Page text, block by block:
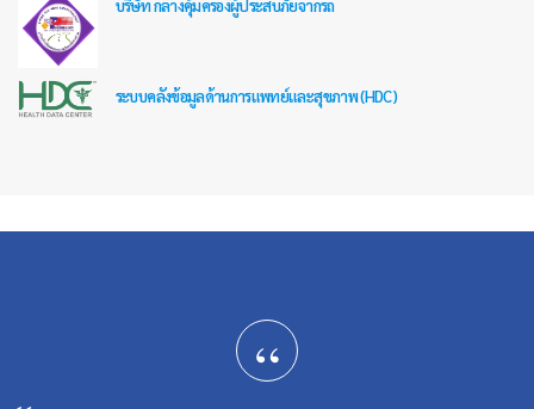
บริษัท กลางคุ้มครองผู้ประสบภัยจากรถ
ระบบคลังข้อมูลด้านการแพทย์และสุขภาพ (HDC)
“